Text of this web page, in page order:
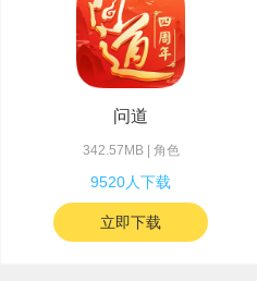
问道
342.57MB | 角色
9520人下载
立即下载